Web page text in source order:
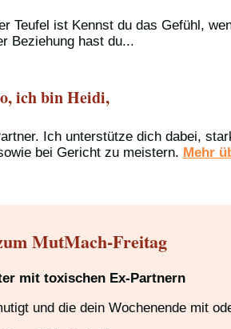
ist Kennst du das Gefühl,
Beziehung hast du...
ich bin Heidi,
Ich unterstütze dich dabei,
bei Gericht zu meistern. Mehr
MutMach-Freitag
mit toxischen Ex-Partnern
und die dein Wochenende mit